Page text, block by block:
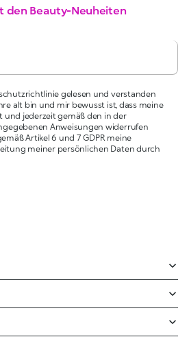
den Beauty-Neuheiten
gelesen und verstanden
alt bin und mir bewusst ist, dass meine
jederzeit gemäß den in der
Anweisungen widerrufen
Artikel 6 und 7 GDPR meine
meiner persönlichen Daten durch